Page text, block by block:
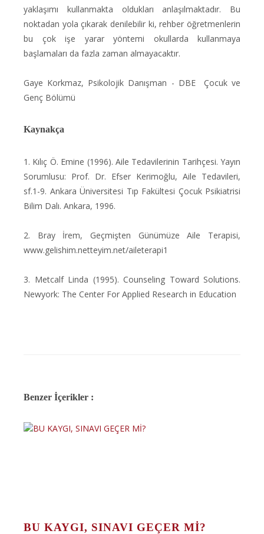
yaklaşımı kullanmakta oldukları anlaşılmaktadır. Bu
noktadan yola çıkarak denilebilir ki, rehber öğretmenlerin
bu çok işe yarar yöntemi okullarda kullanmaya
başlamaları da fazla zaman almayacaktır.
Gaye Korkmaz, Psikolojik Danışman - DBE Çocuk ve
Genç Bölümü
Kaynakça
1. Kılıç Ö. Emine (1996). Aile Tedavilerinin Tarihçesi. Yayın
Sorumlusu: Prof. Dr. Efser Kerimoğlu, Aile Tedavileri,
sf.1-9. Ankara Üniversitesi Tıp Fakültesi Çocuk Psikiatrisi
Bilim Dalı. Ankara, 1996.
2. Bray İrem, Geçmişten Günümüze Aile Terapisi,
www.gelishim.netteyim.net/aileterapi1
3. Metcalf Linda (1995). Counseling Toward Solutions.
Newyork: The Center For Applied Research in Education
Benzer İçerikler :
BU KAYGI, SINAVI GEÇER Mİ?